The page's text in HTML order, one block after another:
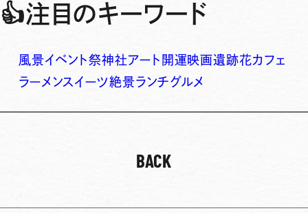
👍注目のキーワード
風景イベント祭神社アート 開運映画遺跡花カフェ
ラーメンスイーツ絶景ランチグルメ
BACK